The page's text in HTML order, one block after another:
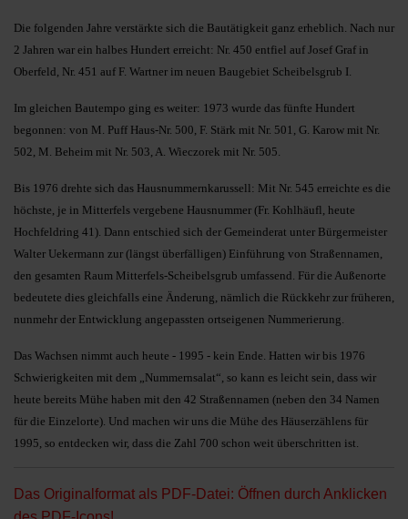
Die folgenden Jahre verstärkte sich die Bautätigkeit ganz erheblich. Nach nur
2 Jahren war ein halbes Hundert erreicht: Nr. 450 entfiel auf Josef Graf in
Oberfeld, Nr. 451 auf F. Wartner im neuen Baugebiet Scheibelsgrub I.
Im gleichen Bautempo ging es weiter: 1973 wurde das fünfte Hundert
begonnen: von M. Puff Haus-Nr. 500, F. Stärk mit Nr. 501, G. Karow mit Nr.
502, M. Beheim mit Nr. 503, A. Wieczorek mit Nr. 505.
Bis 1976 drehte sich das Hausnummernkarussell: Mit Nr. 545 erreichte es die
höchste, je in Mitterfels vergebene Hausnummer (Fr. Kohlhäufl, heute
Hochfeldring 41). Dann entschied sich der Gemeinderat unter Bürgermeister
Walter Uekermann zur (längst überfälligen) Einführung von Straßennamen,
den gesamten Raum Mitterfels-Scheibelsgrub umfassend. Für die Außenorte
bedeutete dies gleichfalls eine Änderung, nämlich die Rückkehr zur früheren,
nunmehr der Entwicklung angepassten ortseigenen Nummerierung.
Das Wachsen nimmt auch heute - 1995 - kein Ende. Hatten wir bis 1976
Schwierigkeiten mit dem „Nummernsalat“, so kann es leicht sein, dass wir
heute bereits Mühe haben mit den 42 Straßennamen (neben den 34 Namen
für die Einzelorte). Und machen wir uns die Mühe des Häuserzählens für
1995, so entdecken wir, dass die Zahl 700 schon weit überschritten ist.
Das Originalformat als PDF-Datei: Öffnen durch Anklicken